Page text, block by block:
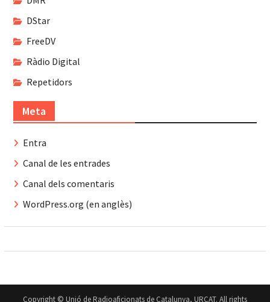
DStar
FreeDV
Ràdio Digital
Repetidors
Meta
Entra
Canal de les entrades
Canal dels comentaris
WordPress.org (en anglès)
Copyright © Unió de Radioaficionats de Catalunya, URCAT. All rights